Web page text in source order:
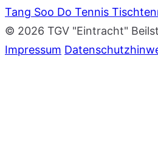
Tang Soo Do Tennis
© 2026 TGV "Eintracht"
Impressum